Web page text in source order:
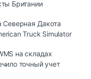
Британии
Северная Дакота
Truck Simulator
на складах
точный учет